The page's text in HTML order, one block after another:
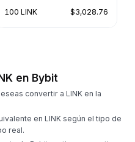
100 LINK $3,028.76
en Bybit
convertir a LINK en la
en LINK según el tipo de
real.